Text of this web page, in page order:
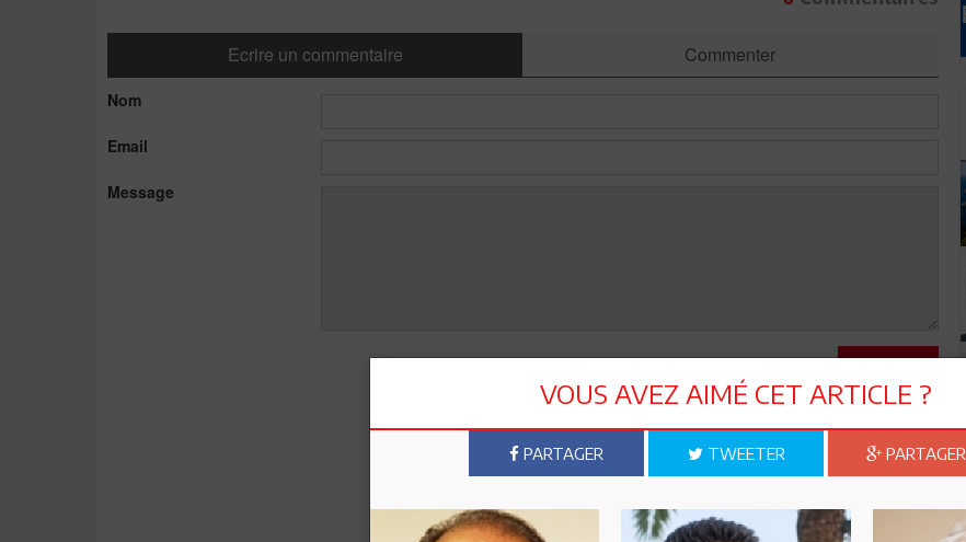
Ecrire un commentaire Commenter
Nom
Email
Message
Envoyer
VOUS AVEZ AIMÉ CET ARTICLE ?
PARTAGER TWEETER PARTAGER